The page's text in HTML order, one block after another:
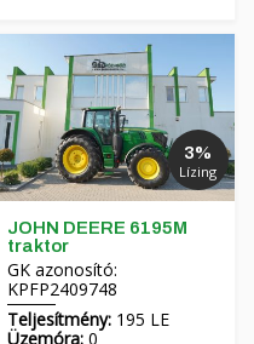
3%
Lízing
JOHN DEERE 6195M
traktor
GK azonosító:
KPFP2409748
Teljesítmény: 195 LE
Üzemóra: 0